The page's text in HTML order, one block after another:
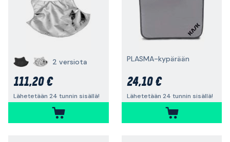
2 versiota
111,20 €
Lähetetään 24 tunnin sisällä!
PLASMA-kypärään
24,10 €
Lähetetään 24 tunnin sisällä!